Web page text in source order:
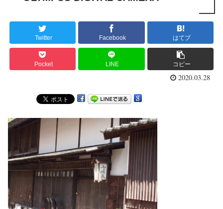
Twitter Facebook はてブ
Pocket LINE コピー
2020.03.28